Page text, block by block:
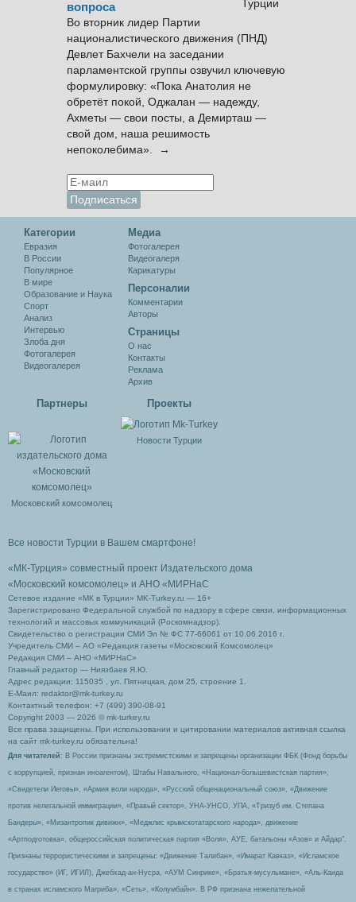
вопроса
Во вторник лидер Партии
националистического движения (ПНД)
Девлет Бахчели на заседании
парламентской группы озвучил ключевую
формулировку: «Пока Анатолия не
обретёт покой, Оджалан — надежду,
Ахметы — свои посты, а Демирташ —
свой дом, наша решимость
непоколебима». →
Категории
Евразия
В России
Популярное
В мире
Образование и Наука
Спорт
Анализ
Интервью
Злоба дня
Фотогалерея
Видеогалерея
Медиа
Фотогалерея
Видеогалеря
Карикатуры
Персоналии
Комментарии
Авторы
Cтраницы
О нас
Контакты
Реклама
Архив
Партнеры
Московский комсомолец
Проекты
Новости Турции
Все новости Турции в Вашем смартфоне!
«МК-Турция» совместный проект Издательского дома
«Московский комсомолец» и АНО «МИРНаС
Сетевое издание «МК в Турции» MK-Turkey.ru — 16+
Зарегистрировано Федеральной службой по надзору в сфере связи, информационных
технологий и массовых коммуникаций (Роскомнадзор).
Свидетельство о регистрации СМИ Эл № ФС 77-66061 от 10.06.2016 г.
Учредитель СМИ – АО «Редакция газеты «Московский Комсомолец»
Редакция СМИ – АНО «МИРНаС»
Главный редактор — Ниязбаев Я.Ю.
Адрес редакции: 115035 , ул. Пятницкая, дом 25, строение 1.
Е-Маил: redaktor@mk-turkey.ru
Контактный телефон: +7 (499) 390-08-91
Copyright 2003 — 2026 © mk-turkey.ru
Все права защищены. При использовании и цитировании материалов активная ссылка
на сайт mk-turkey.ru обязательна!
Для читателей : В России признаны экстремистскими и запрещены организации ФБК (Фонд борьбы
с коррупцией, признан иноагентом), Штабы Навального, «Национал-большевистская партия»,
«Свидетели Иеговы», «Армия воли народа», «Русский общенациональный союз», «Движение
против нелегальной иммиграции», «Правый сектор», УНА-УНСО, УПА, «Тризуб им. Степана
Бандеры», «Мизантропик дивижн», «Меджлис крымскотатарского народа», движение
«Артподготовка», общероссийская политическая партия «Воля», АУЕ, батальоны «Азов» и Айдар″.
Признаны террористическими и запрещены: «Движение Талибан», «Имарат Кавказ», «Исламское
государство» (ИГ, ИГИЛ), Джебхад-ан-Нусра, «АУМ Синрике», «Братья-мусульмане», «Аль-Каида
в странах исламского Магриба», «Сеть», «Колумбайн». В РФ признана нежелательной